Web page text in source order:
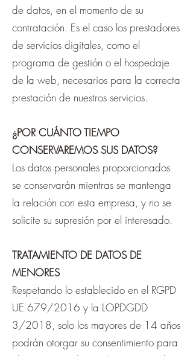
de datos, en el momento de su
contratación. Es el caso los prestadores
de servicios digitales, como el
programa de gestión o el hospedaje
de la web, necesarios para la correcta
prestación de nuestros servicios.
¿POR CUÁNTO TIEMPO
CONSERVAREMOS SUS DATOS?
Los datos personales proporcionados
se conservarán mientras se mantenga
la relación con esta empresa, y no se
solicite su supresión por el interesado.
TRATAMIENTO DE DATOS DE
MENORES
Respetando lo establecido en el RGPD
UE 679/2016 y la LOPDGDD
3/2018, solo los mayores de 14 años
podrán otorgar su consentimiento para